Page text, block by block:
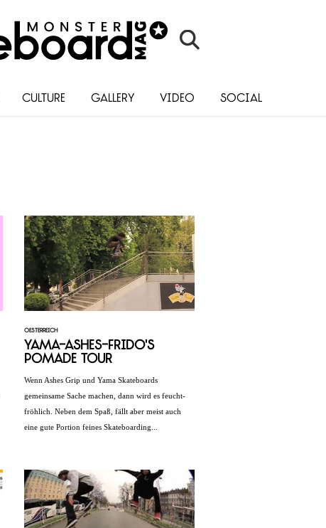
Culture Gallery Video Social
OESTERREICH
Yama-Ashes-Frido's
Pomade Tour
Wenn Ashes Grip und Yama Skateboards
gemeinsame Sache machen, dann wird es feucht-
fröhlich. Neben dem Spaß, fällt aber meist auch
eine gute Portion feines Skateboarding...